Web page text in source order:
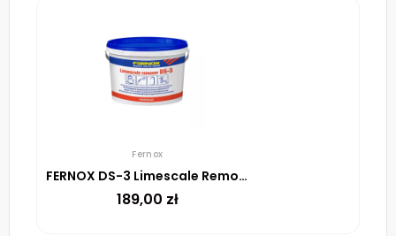
Fernox
FERNOX DS-3 Limescale Remover
189,00 zł